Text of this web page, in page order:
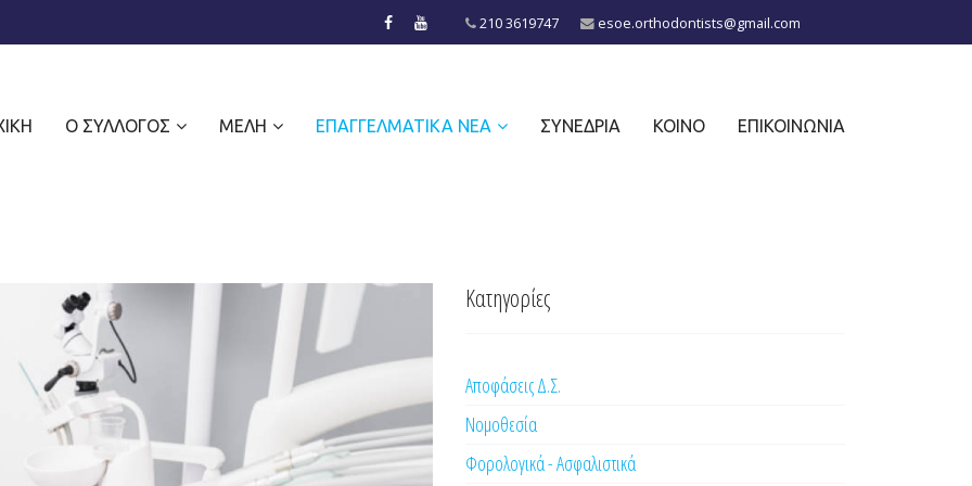
210 3619747 esoe.orthodontists@gmail.com
Ο ΣΎΛΛΟΓΟΣ ΜΈΛΗ ΕΠΑΓΓΕΛΜΑΤΙΚΆ ΝΈΑ ΣΥΝΈΔΡΙΑ ΚΟΙΝΌ ΕΠΙΚΟΙΝΩΝΊΑ
Κατηγορίες
Αποφάσεις Δ.Σ.
Νομοθεσία
Φορολογικά - Ασφαλιστικά